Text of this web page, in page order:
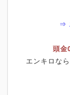
⇒
頭金
エンキロな